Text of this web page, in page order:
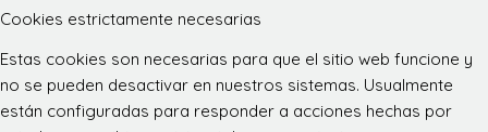
Cookies estrictamente necesarias
Estas cookies son necesarias para que el sitio web funcione y
no se pueden desactivar en nuestros sistemas. Usualmente
están configuradas para responder a acciones hechas por